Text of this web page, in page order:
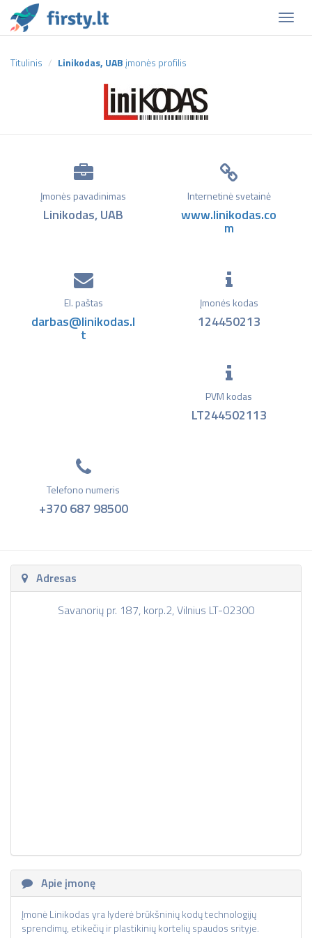
Titulinis Linikodas, UAB įmonės profilis
Įmonės pavadinimas
Linikodas, UAB
Internetinė svetainė
www.linikodas.co
m
El. paštas
darbas@linikodas.l
t
Įmonės kodas
124450213
PVM kodas
LT244502113
Telefono numeris
+370 687 98500
Adresas
Savanorių pr. 187, korp.2, Vilnius LT-02300
Apie įmonę
Įmonė Linikodas yra lyderė brūkšninių kodų technologijų
sprendimų, etikečių ir plastikinių kortelių spaudos srityje.